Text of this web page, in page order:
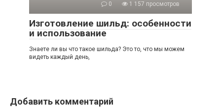
0
1 157 просмотров
Изготовление шильд: особенности
и использование
Знаете ли вы что такое шильда? Это то, что мы можем
видеть каждый день,
Добавить комментарий